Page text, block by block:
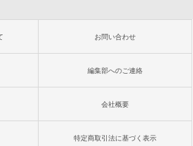
お問い合わせ
編集部へのご連絡
会社概要
特定商取引法に基づく表示